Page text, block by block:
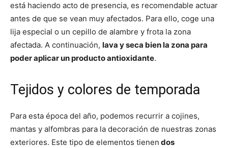
está haciendo acto de presencia, es recomendable actuar
antes de que se vean muy afectados. Para ello, coge una
lija especial o un cepillo de alambre y frota la zona
afectada. A continuación, lava y seca bien la zona para
poder aplicar un producto antioxidante.
Tejidos y colores de temporada
Para esta época del año, podemos recurrir a cojines,
mantas y alfombras para la decoración de nuestras zonas
exteriores. Este tipo de elementos tienen dos